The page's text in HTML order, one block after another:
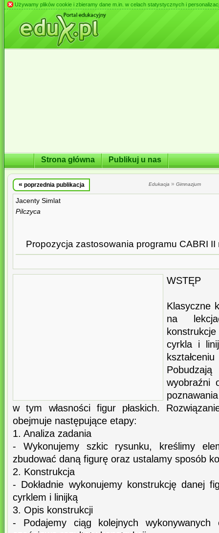
Używamy plików cookie i zbieramy dane m.in. w celach statystycznych i
Strona główna Publikuj u nas
« poprzednia publikacja Edukacja » Gimnazjum
Jacenty Simlat
Pilczyca
Propozycja zastosowania programu CABRI
WSTĘP
Klasyczne
na
cyrkla i
wyobraźni
w tym własności figur płaskich.
obejmuje następujące etapy:
1. Analiza zadania
- Wykonujemy szkic rysunku, kreślimy
zbudować daną figurę oraz ustalamy sposób
2. Konstrukcja
- Dokładnie wykonujemy konstrukcję danej
cyrklem i linijką
3. Opis konstrukcji
- Podajemy ciąg kolejnych wykonywanych